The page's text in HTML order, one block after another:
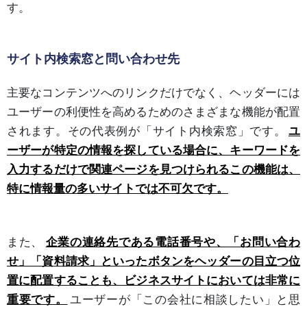
す。
サイト内検索窓と問い合わせ先
主要なコンテンツへのリンクだけでなく、ヘッダーには
ユーザーの利便性を高めるためのさまざまな機能が配置
されます。その代表例が「サイト内検索窓」です。
ユ
ーザーが特定の情報を探している場合に、キーワードを
入力するだけで関連ページを見つけられるこの機能は、
特に情報量の多いサイトでは不可欠です。
また、
企業の連絡先である電話番号や、「お問い合わ
せ」「資料請求」といったボタンをヘッダーの目立つ位
置に配置することも、ビジネスサイトにおいては非常に
重要です。
ユーザーが「この会社に相談したい」と思